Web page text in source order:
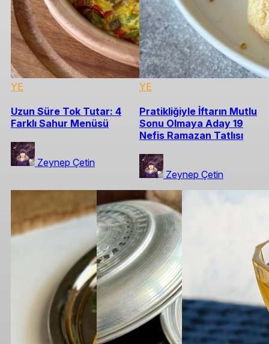
YE
Uzun Süre Tok Tutar: 4
Farklı Sahur Menüsü
Zeynep Çetin
YE
Pratikliğiyle İftarın Mutlu
Sonu Olmaya Aday 19
Nefis Ramazan Tatlısı
Zeynep Çetin